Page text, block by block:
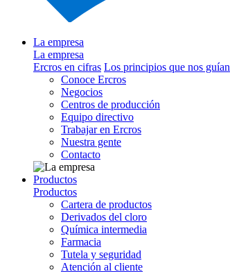
La empresa
La empresa
Ercros en cifras Los principios que nos guían
Conoce Ercros
Negocios
Centros de producción
Equipo directivo
Trabajar en Ercros
Nuestra gente
Contacto
Productos
Productos
Cartera de productos
Derivados del cloro
Química intermedia
Farmacia
Tutela y seguridad
Atención al cliente